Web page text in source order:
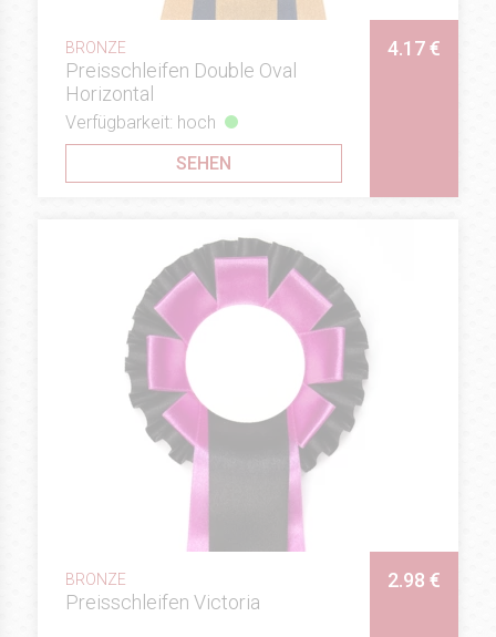
BRONZE
Preisschleifen Double Oval
Horizontal
4.17 €
Verfügbarkeit: hoch
SEHEN
BRONZE
Preisschleifen Victoria
2.98 €